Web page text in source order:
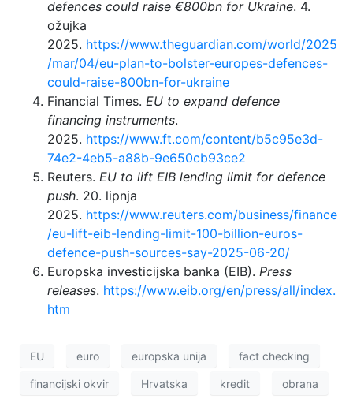
defences could raise €800bn for Ukraine. 4.
ožujka
2025. https://www.theguardian.com/world/2025
/mar/04/eu-plan-to-bolster-europes-defences-
could-raise-800bn-for-ukraine
Financial Times. EU to expand defence
financing instruments.
2025. https://www.ft.com/content/b5c95e3d-
74e2-4eb5-a88b-9e650cb93ce2
Reuters. EU to lift EIB lending limit for defence
push. 20. lipnja
2025. https://www.reuters.com/business/finance
/eu-lift-eib-lending-limit-100-billion-euros-
defence-push-sources-say-2025-06-20/
Europska investicijska banka (EIB). Press
releases. https://www.eib.org/en/press/all/index.
htm
EU euro europska unija fact checking
financijski okvir Hrvatska kredit obrana